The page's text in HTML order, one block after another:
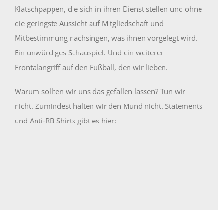
Klatschpappen, die sich in ihren Dienst stellen und ohne
die geringste Aussicht auf Mitgliedschaft und
Mitbestimmung nachsingen, was ihnen vorgelegt wird.
Ein unwürdiges Schauspiel. Und ein weiterer
Frontalangriff auf den Fußball, den wir lieben.
Warum sollten wir uns das gefallen lassen? Tun wir
nicht. Zumindest halten wir den Mund nicht. Statements
und Anti-RB Shirts gibt es hier: